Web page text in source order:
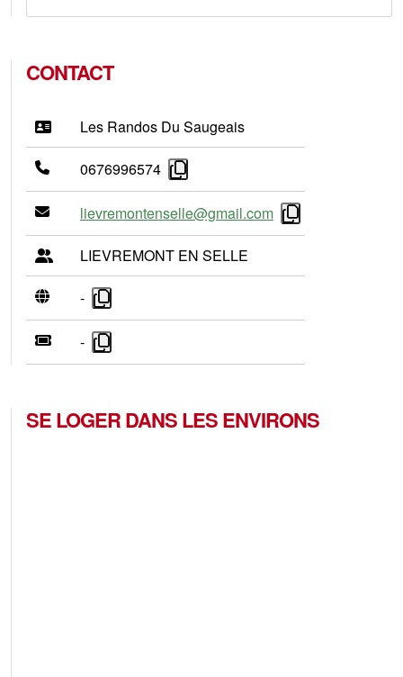
CONTACT
Les Randos Du Saugeais
0676996574
lievremontenselle@gmail.com
LIEVREMONT EN SELLE
-
-
SE LOGER DANS LES ENVIRONS